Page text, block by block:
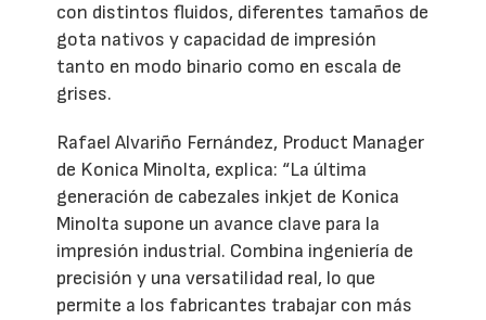
con distintos fluidos, diferentes tamaños de
gota nativos y capacidad de impresión
tanto en modo binario como en escala de
grises.
Rafael Alvariño Fernández, Product Manager
de Konica Minolta, explica: “La última
generación de cabezales inkjet de Konica
Minolta supone un avance clave para la
impresión industrial. Combina ingeniería de
precisión y una versatilidad real, lo que
permite a los fabricantes trabajar con más